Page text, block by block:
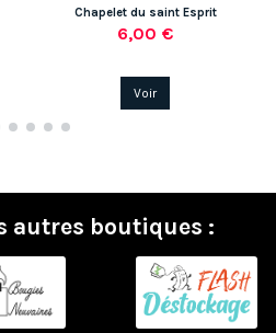
Chapelet du saint Esprit
6,00 €
Voir
autres boutiques :